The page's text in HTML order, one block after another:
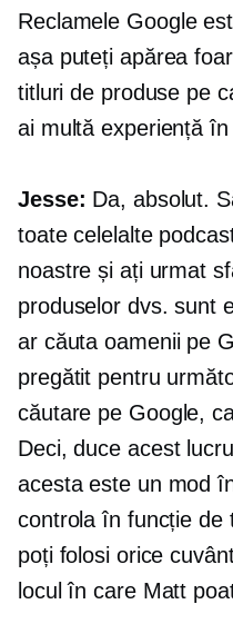
Reclamele Google
așa puteți apărea
titluri de produse pe
ai multă experiență în
Jesse: Da, absolut.
toate celelalte
noastre și ați urmat
produselor dvs. sunt
ar căuta oamenii pe
pregătit pentru
căutare pe Google,
Deci, duce acest
acesta este un mod
controla în funcție de
poți folosi orice
locul în care Matt